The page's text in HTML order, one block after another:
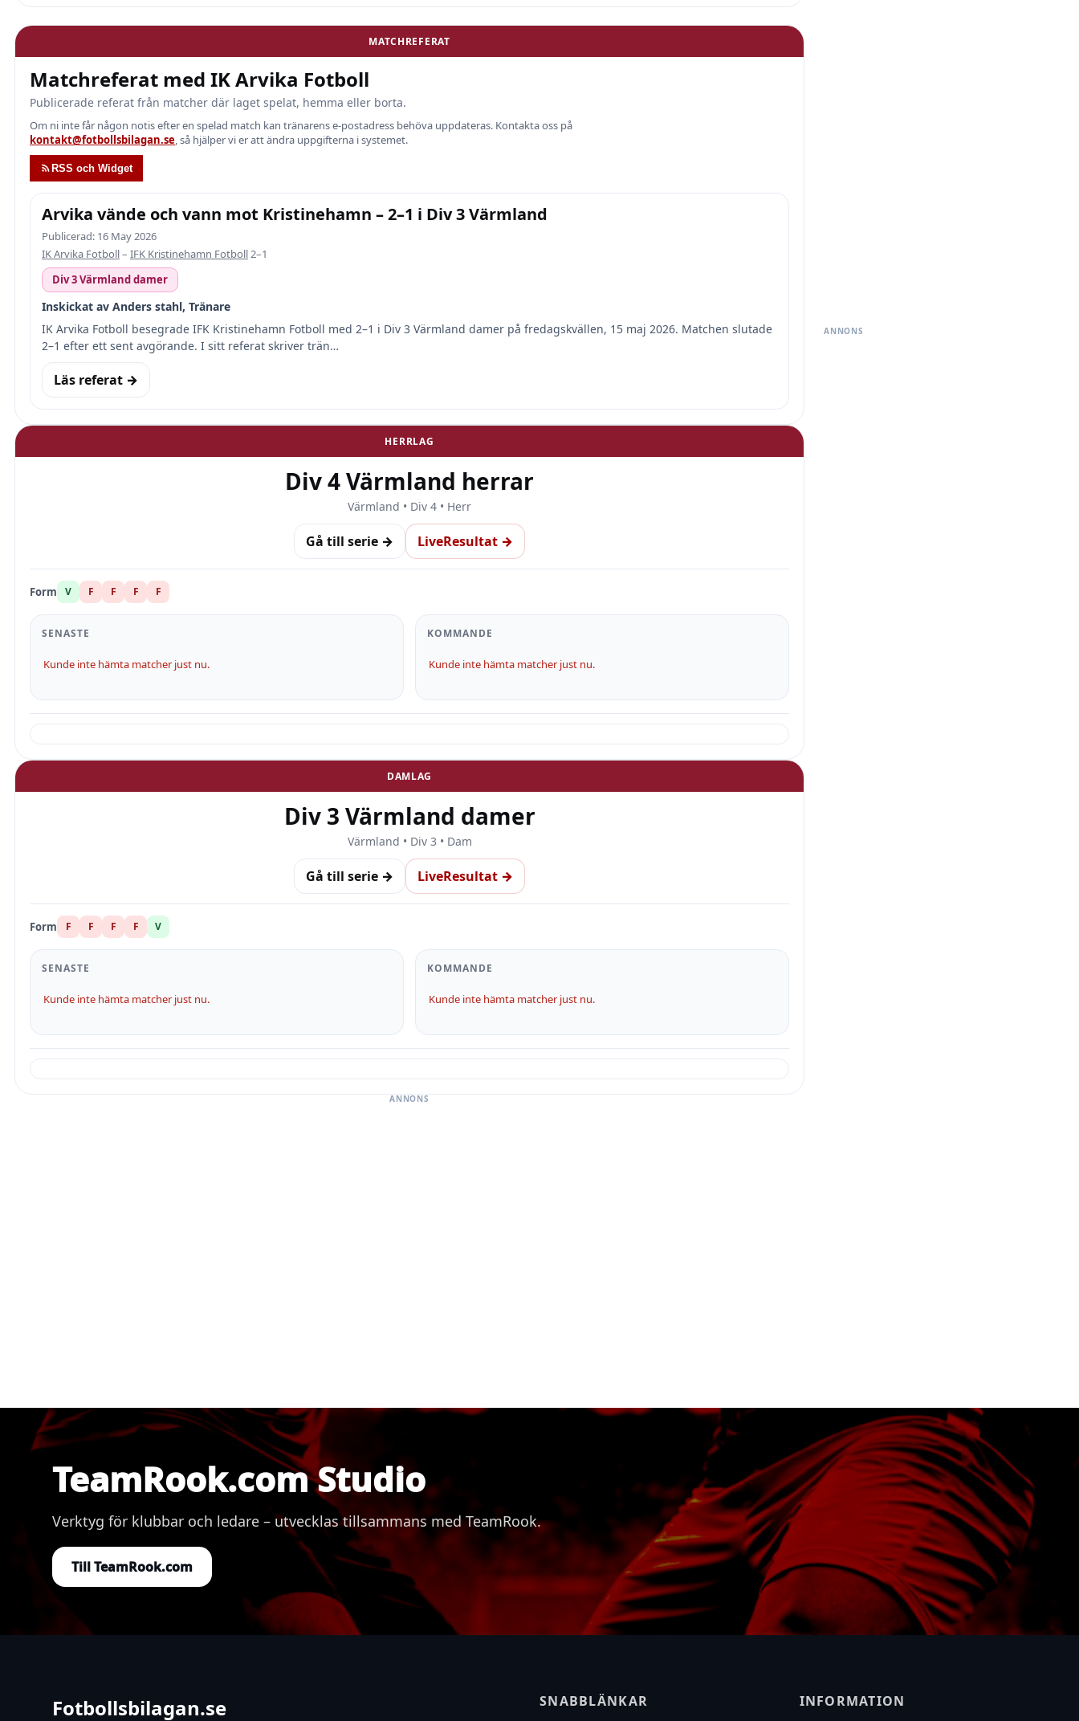
ANNONS
MATCHREFERAT
Matchreferat med IK Arvika Fotboll
Publicerade referat från matcher där laget spelat, hemma eller borta.
Om ni inte får någon notis efter en spelad match kan tränarens e-postadress behöva uppdateras. Kontakta oss på
kontakt@fotbollsbilagan.se, så hjälper vi er att ändra uppgifterna i systemet.
RSS och Widget
Arvika vände och vann mot Kristinehamn – 2–1 i Div 3 Värmland
Publicerad: 16 May 2026
IK Arvika Fotboll– IFK Kristinehamn Fotboll2–1
Div 3 Värmland damer
Inskickat av Anders stahl, Tränare
IK Arvika Fotboll besegrade IFK Kristinehamn Fotboll med 2–1 i Div 3 Värmland damer på fredagskvällen, 15 maj 2026. Matchen slutade
2–1 efter ett sent avgörande. I sitt referat skriver trän…
Läs referat →
HERRLAG
Div 4 Värmland herrar
Värmland • Div 4 • Herr
Gå till serie → LiveResultat →
Form V F F F F
SENASTE
Kunde inte hämta matcher just nu.
KOMMANDE
Kunde inte hämta matcher just nu.
DAMLAG
Div 3 Värmland damer
Värmland • Div 3 • Dam
Gå till serie → LiveResultat →
Form F F F F V
SENASTE
Kunde inte hämta matcher just nu.
KOMMANDE
Kunde inte hämta matcher just nu.
ANNONS
TeamRook.com Studio
Verktyg för klubbar och ledare – utvecklas tillsammans med TeamRook.
Till TeamRook.com
Fotbollsbilagan.se
SNABBLÄNKAR
INFORMATION